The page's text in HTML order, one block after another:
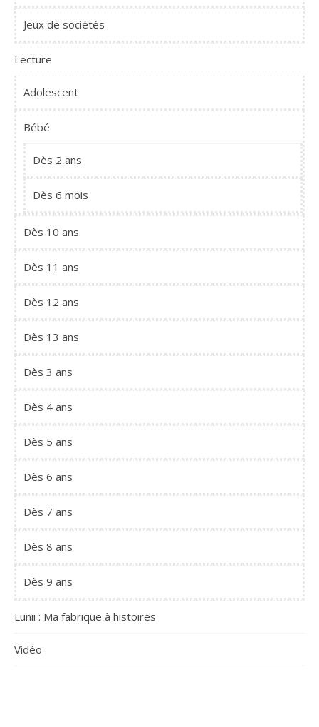
Jeux de sociétés
Lecture
Adolescent
Bébé
Dès 2 ans
Dès 6 mois
Dès 10 ans
Dès 11 ans
Dès 12 ans
Dès 13 ans
Dès 3 ans
Dès 4 ans
Dès 5 ans
Dès 6 ans
Dès 7 ans
Dès 8 ans
Dès 9 ans
Lunii : Ma fabrique à histoires
Vidéo